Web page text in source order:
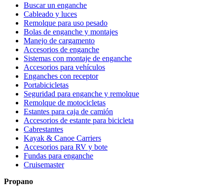
Buscar un enganche
Cableado y luces
Remolque para uso pesado
Bolas de enganche y montajes
Manejo de cargamento
Accesorios de enganche
Sistemas con montaje de enganche
Accesorios para vehículos
Enganches con receptor
Portabicicletas
Seguridad para enganche y remolque
Remolque de motocicletas
Estantes para caja de camión
Accesorios de estante para bicicleta
Cabrestantes
Kayak & Canoe Carriers
Accesorios para RV y bote
Fundas para enganche
Cruisemaster
Propano